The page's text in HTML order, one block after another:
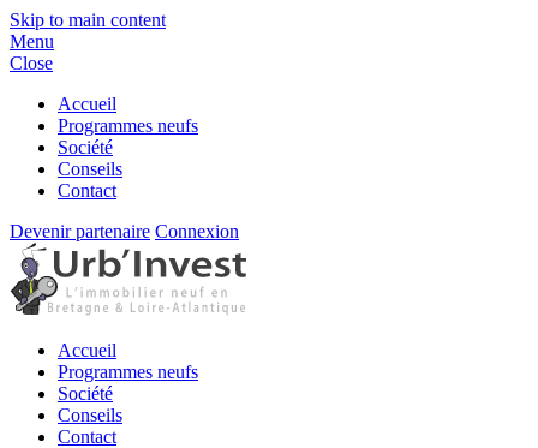
Skip to main content
Menu
Close
Accueil
Programmes neufs
Société
Conseils
Contact
Devenir partenaire Connexion
Accueil
Programmes neufs
Société
Conseils
Contact